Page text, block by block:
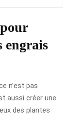
engrais
n’est pas
aussi créer une
des plantes